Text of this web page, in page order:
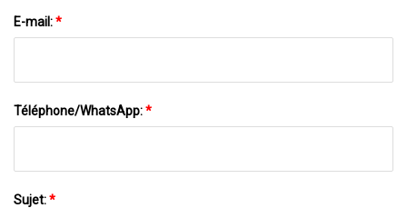
E-mail:*
Téléphone/WhatsApp:*
Sujet:*